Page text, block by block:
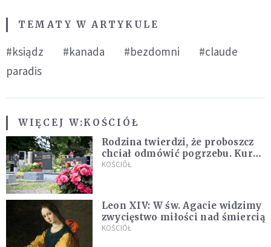
TEMATY W ARTYKULE
#ksiądz #kanada #bezdomni
#claude
paradis
WIĘCEJ W:KOŚCIÓŁ
Rodzina twierdzi, że proboszcz
chciał odmówić pogrzebu. Kuria
zapowiada wyjaśnienia
KOŚCIÓŁ
Leon XIV: W św. Agacie widzimy
zwycięstwo miłości nad śmiercią
KOŚCIÓŁ